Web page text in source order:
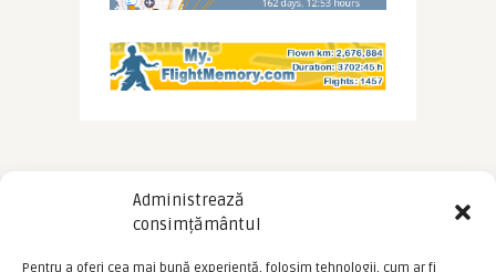
Administrează
consimțământul
Pentru a oferi cea mai bună experiență, folosim tehnologii, cum ar fi